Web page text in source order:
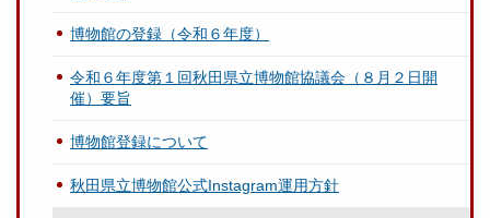
博物館の登録（令和６年度）
令和６年度第１回秋田県立博物館協議会（８月２日開
催）要旨
博物館登録について
秋田県立博物館公式Instagram運用方針